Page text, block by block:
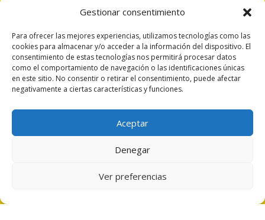
Gestionar consentimiento
Para ofrecer las mejores experiencias, utilizamos tecnologías como las
cookies para almacenar y/o acceder a la información del dispositivo. El
consentimiento de estas tecnologías nos permitirá procesar datos
como el comportamiento de navegación o las identificaciones únicas
en este sitio. No consentir o retirar el consentimiento, puede afectar
negativamente a ciertas características y funciones.
Aceptar
Denegar
Ver preferencias
Copyright 2025 | ©Capital Española de la Gastronomía
Todos los derechos reservados| Diseñado por Actual Design